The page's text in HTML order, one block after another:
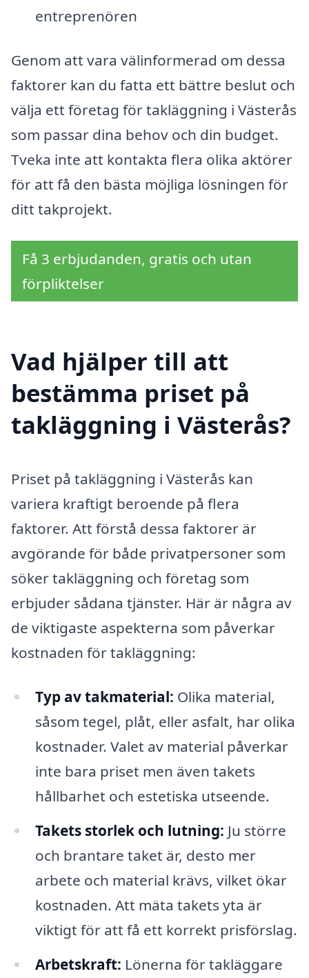
entreprenören
Genom att vara välinformerad om dessa
faktorer kan du fatta ett bättre beslut och
välja ett företag för takläggning i Västerås
som passar dina behov och din budget.
Tveka inte att kontakta flera olika aktörer
för att få den bästa möjliga lösningen för
ditt takprojekt.
Få 3 erbjudanden, gratis och utan
förpliktelser
Vad hjälper till att
bestämma priset på
takläggning i Västerås?
Priset på takläggning i Västerås kan
variera kraftigt beroende på flera
faktorer. Att förstå dessa faktorer är
avgörande för både privatpersoner som
söker takläggning och företag som
erbjuder sådana tjänster. Här är några av
de viktigaste aspekterna som påverkar
kostnaden för takläggning:
Typ av takmaterial: Olika material,
såsom tegel, plåt, eller asfalt, har olika
kostnader. Valet av material påverkar
inte bara priset men även takets
hållbarhet och estetiska utseende.
Takets storlek och lutning: Ju större
och brantare taket är, desto mer
arbete och material krävs, vilket ökar
kostnaden. Att mäta takets yta är
viktigt för att få ett korrekt prisförslag.
Arbetskraft: Lönerna för takläggare